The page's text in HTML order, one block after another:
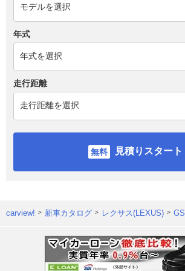
年式
走行距離
見積りスタート
carview! 新車カタログ レクサス(LEXUS) GS